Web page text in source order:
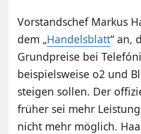
Vorstandschef Markus
dem „Handelsblatt“ an,
Grundpreise bei
beispielsweise o2 und
steigen sollen. Der
früher sei mehr
nicht mehr möglich.